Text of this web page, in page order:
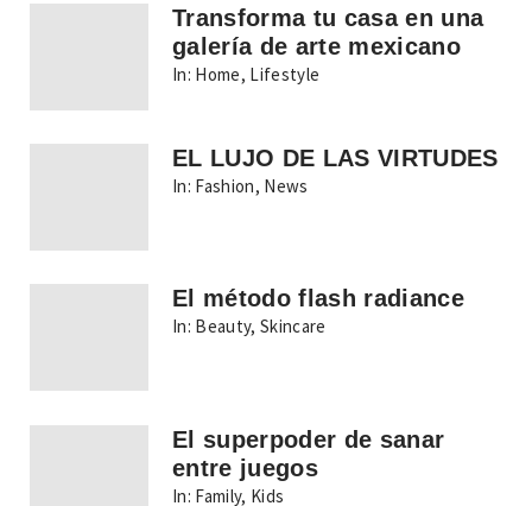
Transforma tu casa en una
galería de arte mexicano
In: Home, Lifestyle
EL LUJO DE LAS VIRTUDES
In: Fashion, News
El método flash radiance
In: Beauty,Skincare
El superpoder de sanar
entre juegos
In: Family, Kids